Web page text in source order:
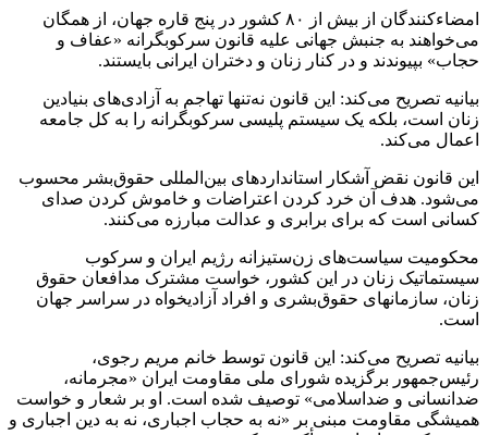
امضاءکنندگان از بیش از ۸۰ کشور در پنج قاره جهان، از همگان
می‌خواهند به جنبش جهانی علیه قانون سرکوبگرانه «عفاف و
حجاب» بپیوندند و در کنار زنان و دختران ایرانی بایستند.
بیانیه تصریح می‌کند: این قانون نه‌تنها تهاجم به آزادی‌های بنیادین
زنان است، بلکه یک سیستم پلیسی سرکوبگرانه را به کل جامعه
اعمال می‌کند.
این قانون نقض آشکار استانداردهای بین‌المللی حقوق‌بشر محسوب
می‌شود. هدف آن خرد کردن اعتراضات و خاموش کردن صدای
کسانی است که برای برابری و عدالت مبارزه می‌کنند.
محکومیت سیاست‌های زن‌ستیزانه رژیم ایران و سرکوب
سیستماتیک زنان در این کشور، خواست مشترک مدافعان حقوق
زنان، سازمانهای حقوق‌بشری و افراد آزادیخواه در سراسر جهان
است.
بیانیه تصریح می‌کند: این قانون توسط خانم مریم رجوی،
رئیس‌جمهور برگزیده شورای ملی مقاومت ایران «مجرمانه،
ضدانسانی و ضداسلامی» توصیف شده است. او بر شعار و خواست
همیشگی مقاومت مبنی بر «نه به حجاب اجباری، نه به دین اجباری و